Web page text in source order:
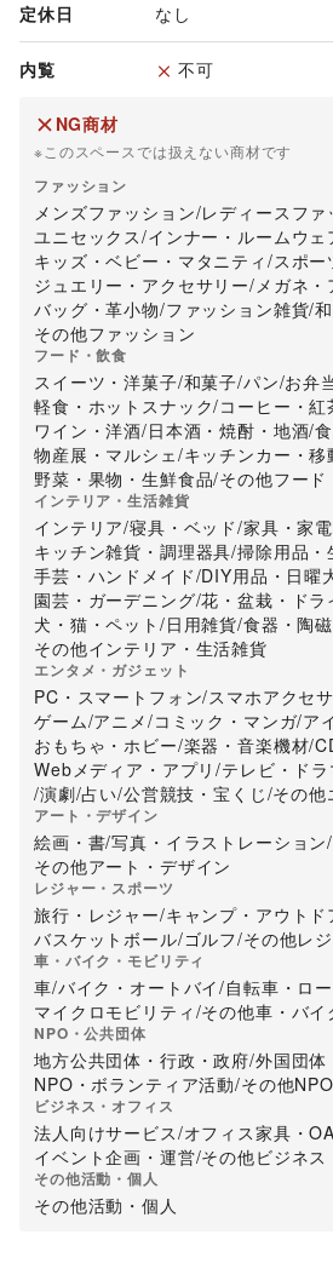
定休日 なし
内覧 不可
NG商材
※このスペースでは扱えない商材です
ファッション
メンズファッション/レディースファ
ユニセックス/インナー・ルームウェ
キッズ・ベビー・マタニティ /スポー
ジュエリー・アクセサリー/メガネ
バッグ・革小物/ファッション雑貨/
その他ファッション
フード・飲食
スイーツ・洋菓子/和菓子/パン/お弁
軽食・ホットスナック/コーヒー・紅
ワイン・洋酒/日本酒・焼酎・地酒/
物産展・マルシェ/キッチンカー・移
野菜・果物・生鮮食品/その他フード
インテリア・生活雑貨
インテリア/寝具・ベッド/家具・家電
キッチン雑貨・調理器具/掃除用品・
手芸・ハンドメイド/DIY用品・日曜
園芸・ガーデニング/花・盆栽・ドラ
犬・猫・ペット /日用雑貨/食器・陶
その他インテリア・生活雑貨
エンタメ・ガジェット
PC・スマートフォン/スマホアクセ
ゲーム/アニメ/コミック・マンガ/ア
おもちゃ・ホビー/楽器・音楽機材/
Webメディア・アプリ/テレビ・ドラ
/演劇/占い/公営競技・宝くじ/その他
アート・デザイン
絵画・書/写真・イラストレーション/
その他アート・デザイン
レジャー・スポーツ
旅行・レジャー/キャンプ・アウトド
バスケットボール/ゴルフ/その他レ
車・バイク・モビリティ
車/バイク・オートバイ/自転車・ロ
マイクロモビリティ /その他車・バイ
NPO・公共団体
地方公共団体・行政・政府/外国団体
NPO・ボランティア活動/その他
ビジネス・オフィス
法人向けサービス/オフィス家具・
イベント企画・運営/その他ビジネス
その他活動・個人
その他活動・個人